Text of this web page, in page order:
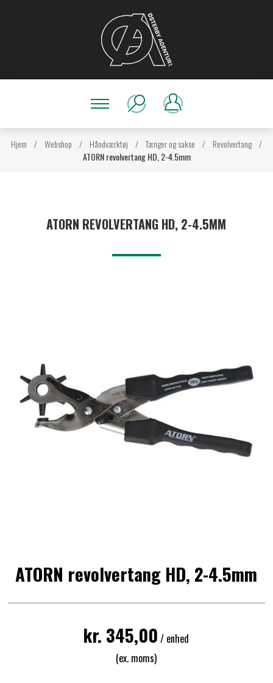
Hjem / Webshop / Håndværktøj / Tænger og sakse / Revolvertang /
ATORN revolvertang HD, 2-4.5mm
ATORN REVOLVERTANG HD, 2-4.5MM
ATORN revolvertang HD, 2-4.5mm
kr. 345,00 / enhed
(ex. moms)